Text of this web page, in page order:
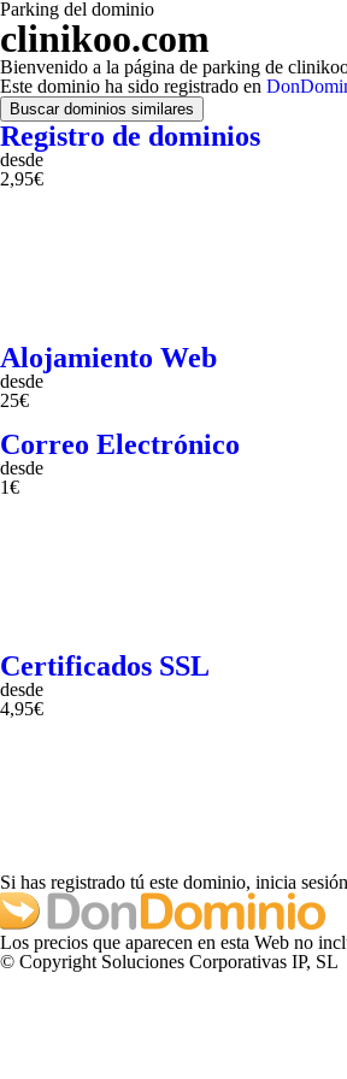
Parking del dominio
clinikoo.com
Bienvenido a la página de parking de
Este dominio ha sido registrado en
Buscar dominios similares
Registro de dominios
desde
2,95€
Alojamiento Web
desde
25€
Correo Electrónico
desde
1€
Certificados SSL
desde
4,95€
Si has registrado tú este dominio, inicia
Los precios que aparecen en esta Web no
© Copyright Soluciones Corporativas IP, SL